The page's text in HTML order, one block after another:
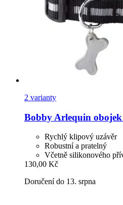
2 varianty
Bobby Arlequin obojek
Rychlý klipový uzávěr
Robustní a pratelný
Včetně silikonového
130,00 Kč
Doručení do 13. srpna